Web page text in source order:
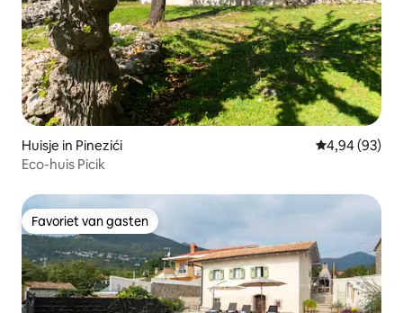
Huisje in Pinezići Gemiddelde
4,94 (93)
Eco-huis Picik
Favoriet van gasten
Favoriet van gasten